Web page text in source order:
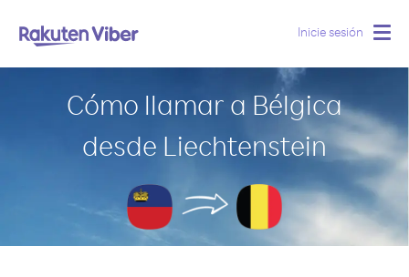
Inicie sesión
Cómo llamar a Bélgica
desde Liechtenstein